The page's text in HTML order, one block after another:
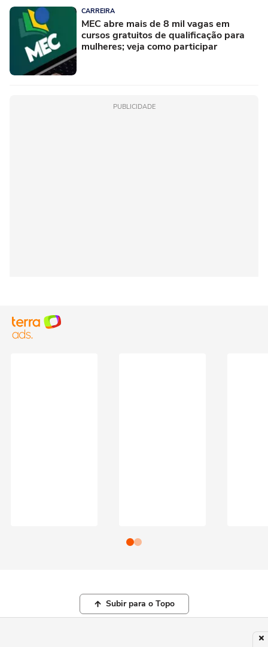
CARREIRA
MEC abre mais de 8 mil vagas em
cursos gratuitos de qualificação para
mulheres; veja como participar
PUBLICIDADE
Subir para o Topo